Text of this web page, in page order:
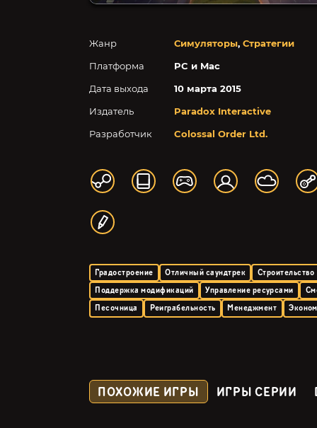
Жанр Симуляторы, Стратегии
Платформа
PC и Mac
Дата выхода
10 марта 2015
Издатель
Paradox Interactive
Разработчик
Colossal Order Ltd.
Градостроение Отличный саундтрек
Строительство
Поддержка модификаций
Управление ресурсами
Песочница
Реиграбельность Менеджмент
ПОХОЖИЕ ИГРЫ ИГРЫ СЕРИИ